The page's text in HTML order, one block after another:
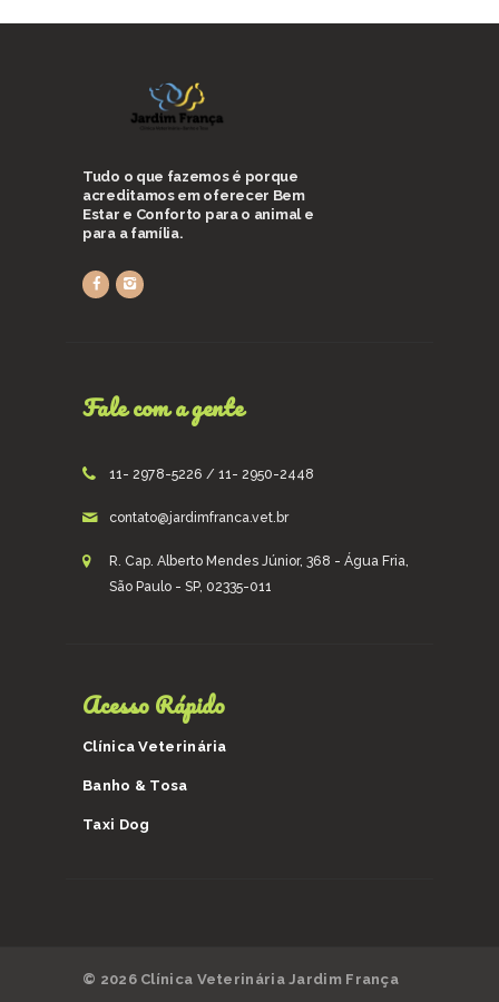
Tudo o que fazemos é porque
acreditamos em oferecer Bem
Estar e Conforto para o animal e
para a família.
Fale com a gente
11- 2978-5226 / 11- 2950-2448
contato@jardimfranca.vet.br
R. Cap. Alberto Mendes Júnior, 368 - Água Fria,
São Paulo - SP, 02335-011
Acesso Rápido
Clínica Veterinária
Banho & Tosa
Taxi Dog
© 2026 Clínica Veterinária Jardim França